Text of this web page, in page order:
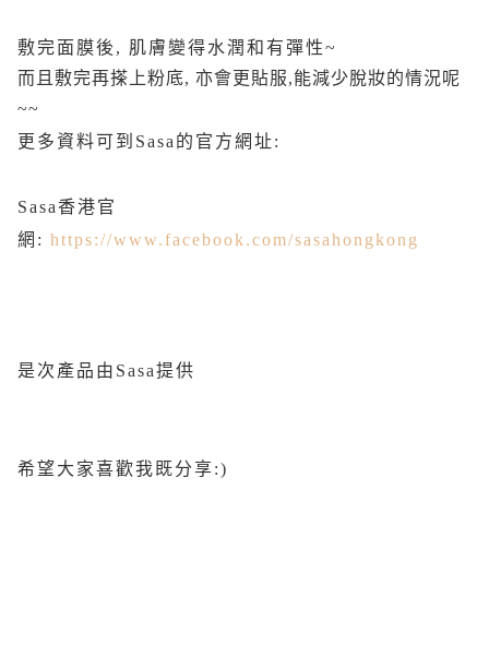
敷完面膜後, 肌膚變得水潤和有彈性~
而且敷完再搽上粉底, 亦會更貼服,能減少脫妝的情況呢
~~
更多資料可到Sasa的官方網址:
Sasa香港官
網: https://www.facebook.com/sasahongkong
是次產品由Sasa提供
希望大家喜歡我既分享:)